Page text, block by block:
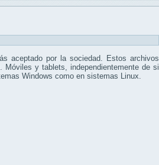
aceptado por la sociedad. Estos archivos
y tablets, independientemente de si
Windows como en sistemas Linux.